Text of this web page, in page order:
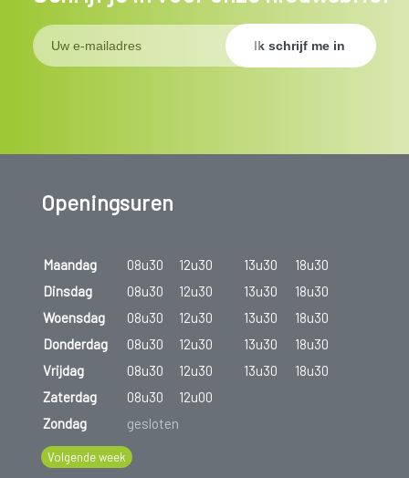
Openingsuren
Maandag 08u30 12u30 13u30
18u30
Dinsdag
08u30 12u30 13u30
18u30
Woensdag
08u30 12u30 13u30
18u30
Donderdag
08u30 12u30 13u30
18u30
Vrijdag
08u30 12u30 13u30
18u30
Zaterdag
08u30
12u00
Zondag
gesloten
Volgende week